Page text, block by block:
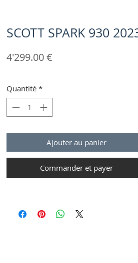
SCOTT SPARK 930
4'299.00 €
Quantité *
Ajouter au panier
Commander et payer